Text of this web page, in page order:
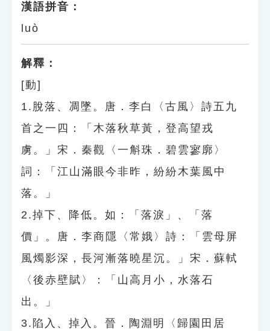
漢語拼音：
luò
解釋：
[動]
1.脫落、凋墜。唐．李白〈古風〉詩五九
首之一四：「木落秋草黃，登高望戎
虜。」宋．秦觀〈一斛珠．碧雲寥廓〉
詞：「江山滿眼今非昨，紛紛木葉風中
落。」
2.掉下、降低。如：「落淚」、「落
價」。唐．李商隱〈常娥〉詩：「雲母屏
風燭影深，長河漸落曉星沉。」宋．蘇軾
〈後赤壁賦〉：「山高月小，水落石
出。」
3.陷入、掉入。晉．陶淵明〈歸園田居